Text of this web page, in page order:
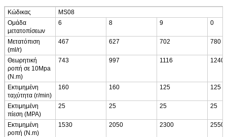
Κώδικας
MS08
Ομάδα
μετατοπίσεων
6 8 9 0
Μετατόπιση
(ml/r)
467 627 702 780
Θεωρητική
ροπή σε 10Mpa
(N.m)
743 997 1116 1240
Εκτιμημένη
ταχύτητα (r/min)
160 160 125 125
Εκτιμημένη
πίεση (MPA)
25 25 25 25
Εκτιμημένη
ροπή (N.m)
1530 2050 2300 2550